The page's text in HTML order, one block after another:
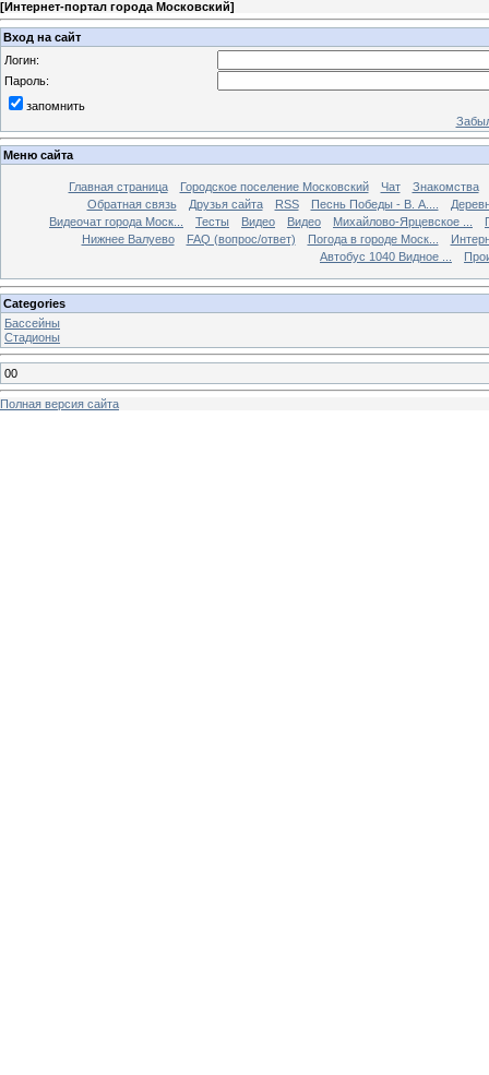
[Интернет-портал города Московский]
Вход на сайт
Логин:
Пароль:
запомнить
Меню сайта
Главная страница Городское поселение Московский Чат
Знакомства
Обратная связь
Друзья сайта RSS Песнь Победы - В. А....
Видеочат города Моск...
Тесты Видео Видео Михайлово-Ярцевское ...
Нижнее Валуево
FAQ (вопрос/ответ) Погода в городе Моск...
Автобус 1040 Видное ...
Categories
Бассейны
Стадионы
00
Полная версия сайта